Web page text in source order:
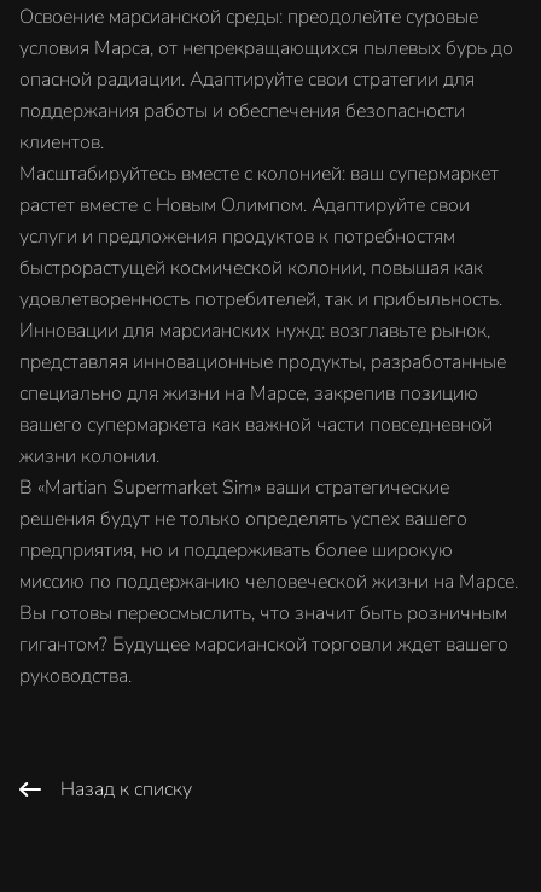
Освоение марсианской среды: преодолейте суровые
условия Марса, от непрекращающихся пылевых бурь до
опасной радиации. Адаптируйте свои стратегии для
поддержания работы и обеспечения безопасности
клиентов.
Масштабируйтесь вместе с колонией: ваш супермаркет
растет вместе с Новым Олимпом. Адаптируйте свои
услуги и предложения продуктов к потребностям
быстрорастущей космической колонии, повышая как
удовлетворенность потребителей, так и прибыльность.
Инновации для марсианских нужд: возглавьте рынок,
представляя инновационные продукты, разработанные
специально для жизни на Марсе, закрепив позицию
вашего супермаркета как важной части повседневной
жизни колонии.
В «Martian Supermarket Sim» ваши стратегические
решения будут не только определять успех вашего
предприятия, но и поддерживать более широкую
миссию по поддержанию человеческой жизни на Марсе.
Вы готовы переосмыслить, что значит быть розничным
гигантом? Будущее марсианской торговли ждет вашего
руководства.
Назад к списку